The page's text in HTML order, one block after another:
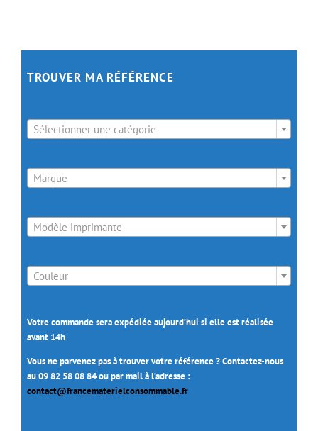
TROUVER MA RÉFÉRENCE
Sélectionner une catégorie
Marque
Modèle imprimante
Couleur
Votre commande sera expédiée aujourd’hui si elle est réalisée
avant 14h
Vous ne parvenez pas à trouver votre référence ? Contactez-nous
au 09 82 58 08 84 ou par mail à l’adresse :
contact@francematerielconsommable.fr